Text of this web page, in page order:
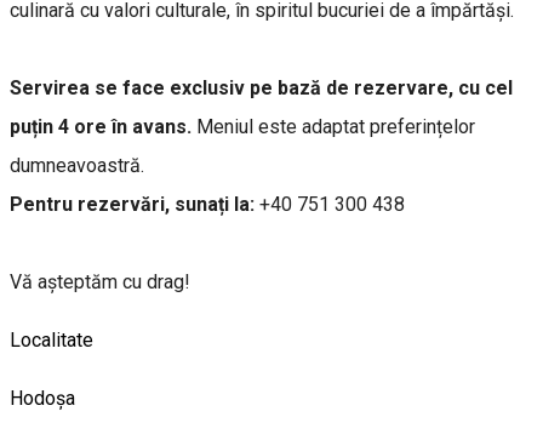
culinară cu valori culturale, în spiritul bucuriei de a împărtăși.
Servirea se face exclusiv pe bază de rezervare, cu cel
puțin 4 ore în avans. Meniul este adaptat preferințelor
dumneavoastră.
Pentru rezervări, sunați la: +40 751 300 438
Vă așteptăm cu drag!
Localitate
Hodoșa